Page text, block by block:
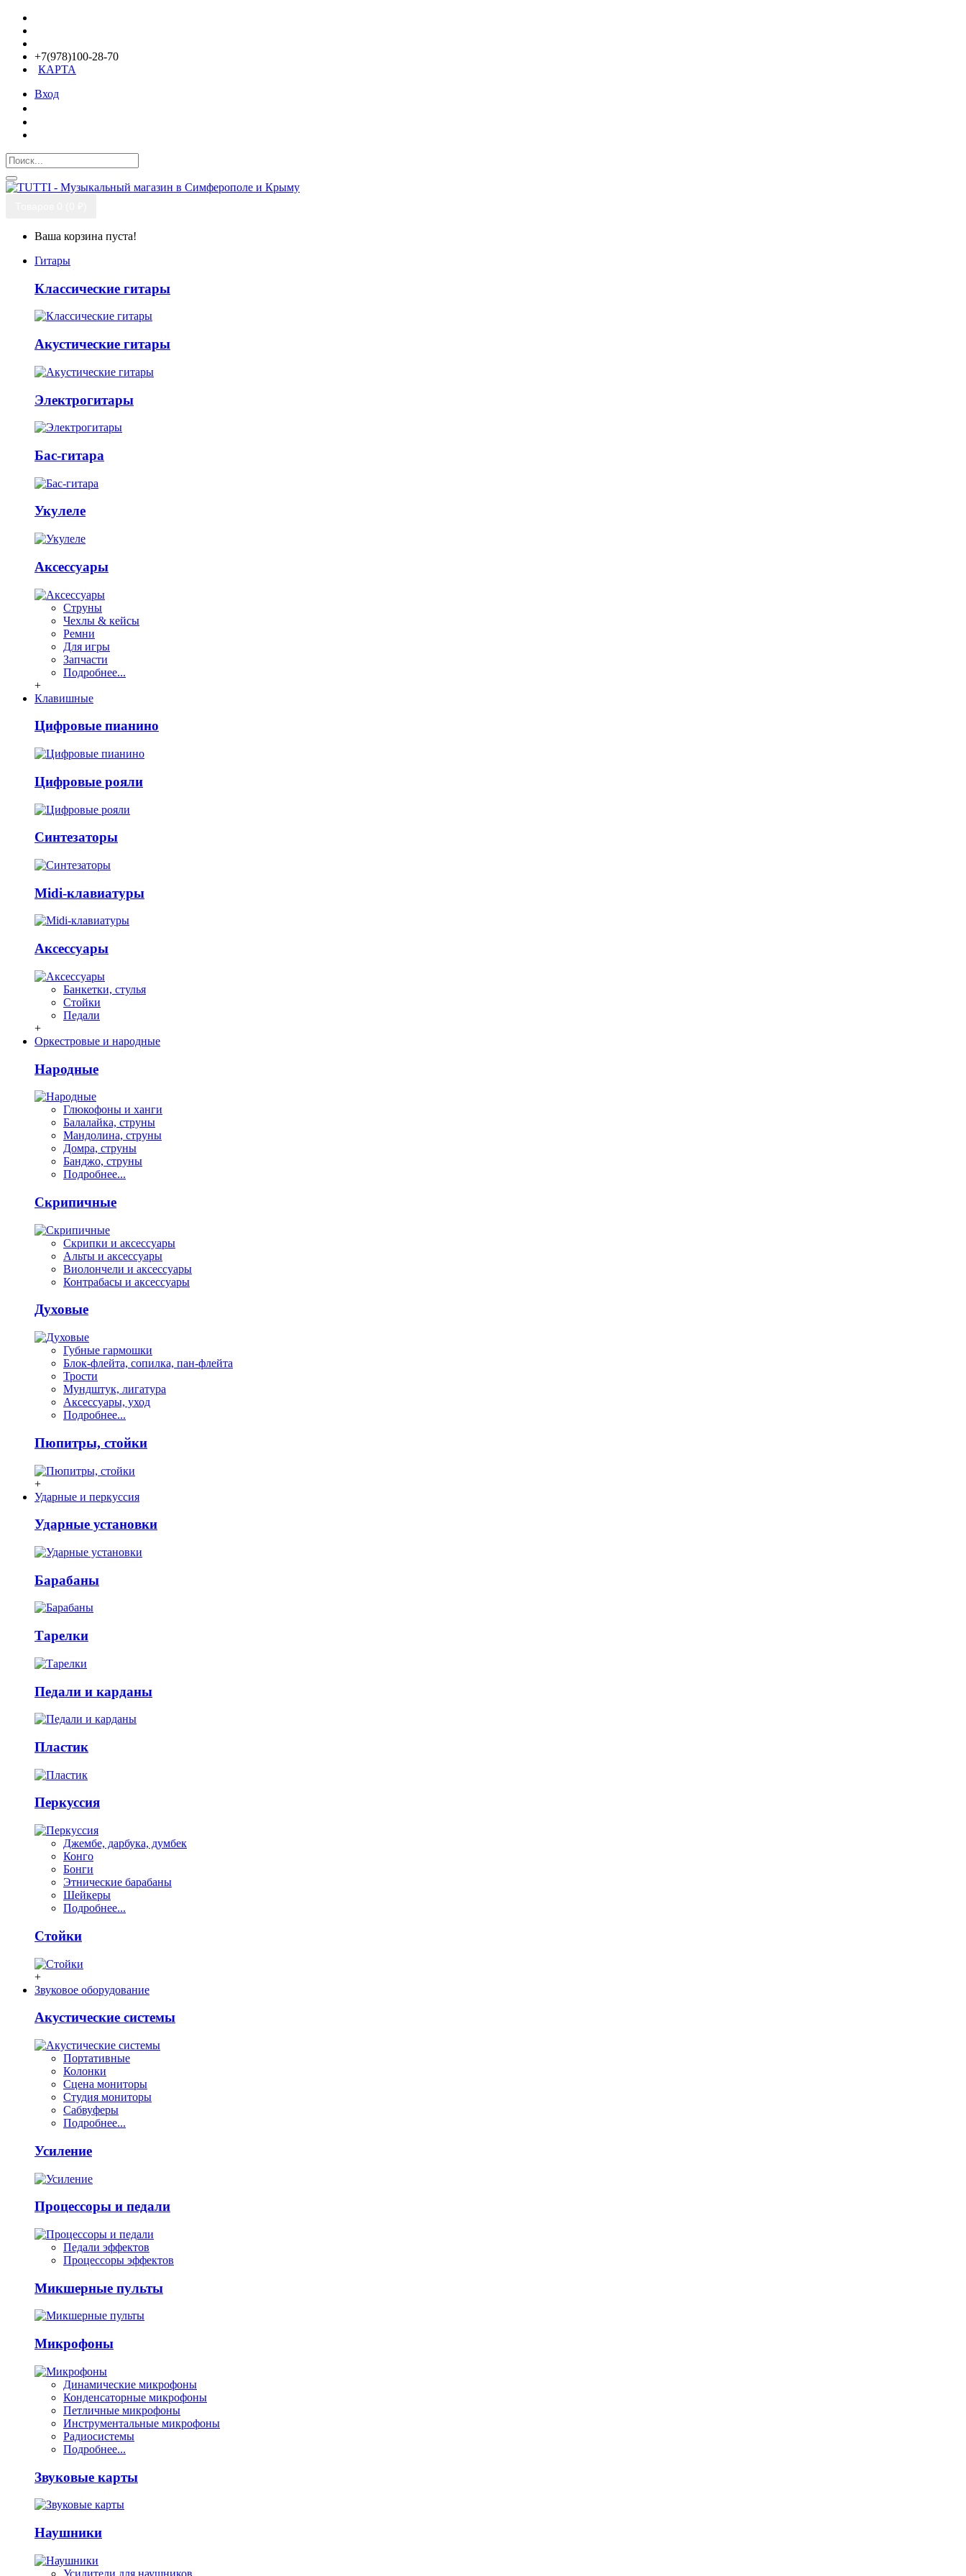
+7(978)100-28-70
КАРТА
Вход
Ваша корзина пуста!
Гитары
Классические гитары
Акустические гитары
Электрогитары
Бас-гитара
Укулеле
Аксессуары
Струны
Чехлы & кейсы
Ремни
Для игры
Запчасти
Подробнее...
+
Клавишные
Цифровые пианино
Цифровые рояли
Синтезаторы
Midi-клавиатуры
Аксессуары
Банкетки, стулья
Стойки
Педали
+
Оркестровые и народные
Народные
Глюкофоны и ханги
Балалайка, струны
Мандолина, струны
Домра, струны
Банджо, струны
Подробнее...
Скрипичные
Скрипки и аксессуары
Альты и аксессуары
Виолончели и аксессуары
Контрабасы и аксессуары
Духовые
Губные гармошки
Блок-флейта, сопилка, пан-флейта
Трости
Мундштук, лигатура
Аксессуары, уход
Подробнее...
Пюпитры, стойки
+
Ударные и перкуссия
Ударные установки
Барабаны
Тарелки
Педали и карданы
Пластик
Перкуссия
Джембе, дарбука, думбек
Конго
Бонги
Этнические барабаны
Шейкеры
Подробнее...
Стойки
+
Звуковое оборудование
Акустические системы
Портативные
Колонки
Сцена мониторы
Студия мониторы
Сабвуферы
Подробнее...
Усиление
Процессоры и педали
Педали эффектов
Процессоры эффектов
Микшерные пульты
Микрофоны
Динамические микрофоны
Конденсаторные микрофоны
Петличные микрофоны
Инструментальные микрофоны
Радиосистемы
Подробнее...
Звуковые карты
Наушники
Усилители для наушников